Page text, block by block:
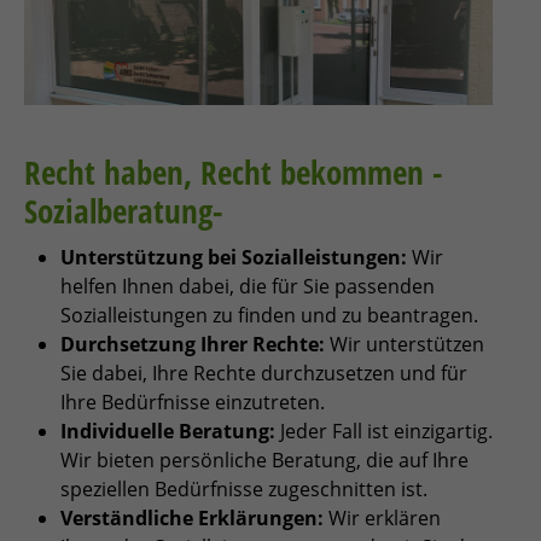
Recht haben, Recht bekommen -
Sozialberatung-
Unterstützung bei Sozialleistungen: Wir
helfen Ihnen dabei, die für Sie passenden
Sozialleistungen zu finden und zu beantragen.
Durchsetzung Ihrer Rechte: Wir unterstützen
Sie dabei, Ihre Rechte durchzusetzen und für
Ihre Bedürfnisse einzutreten.
Individuelle Beratung: Jeder Fall ist einzigartig.
Wir bieten persönliche Beratung, die auf Ihre
speziellen Bedürfnisse zugeschnitten ist.
Verständliche Erklärungen: Wir erklären